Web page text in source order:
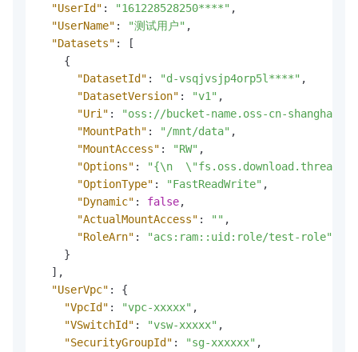
"UserId" : "161228528250****" ,
"UserName" : "测试用户" ,
"Datasets" :
[
{
"DatasetId" : "d-vsqjvsjp4orp5l****" ,
"DatasetVersion" : "v1" ,
"Uri" :
"oss://bucket-name.oss-cn-
"MountPath" : "/mnt/data" ,
"MountAccess" : "RW" ,
"Options" :
"{\n
"OptionType" : "FastReadWrite" ,
"Dynamic" : false,
"ActualMountAccess" : "" ,
"RoleArn" :
"acs:ram::uid:role/test-role"
}
] ,
"UserVpc" :
{
"VpcId" : "vpc-xxxxx" ,
"VSwitchId" : "vsw-xxxxx" ,
"SecurityGroupId" : "sg-xxxxxx" ,